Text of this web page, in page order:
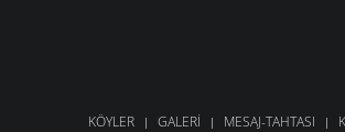
KÖYLER GALERI MESAJ-TAHTASI